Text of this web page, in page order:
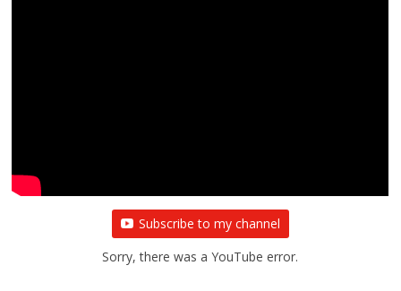
Subscribe to my channel
Sorry, there was a YouTube error.